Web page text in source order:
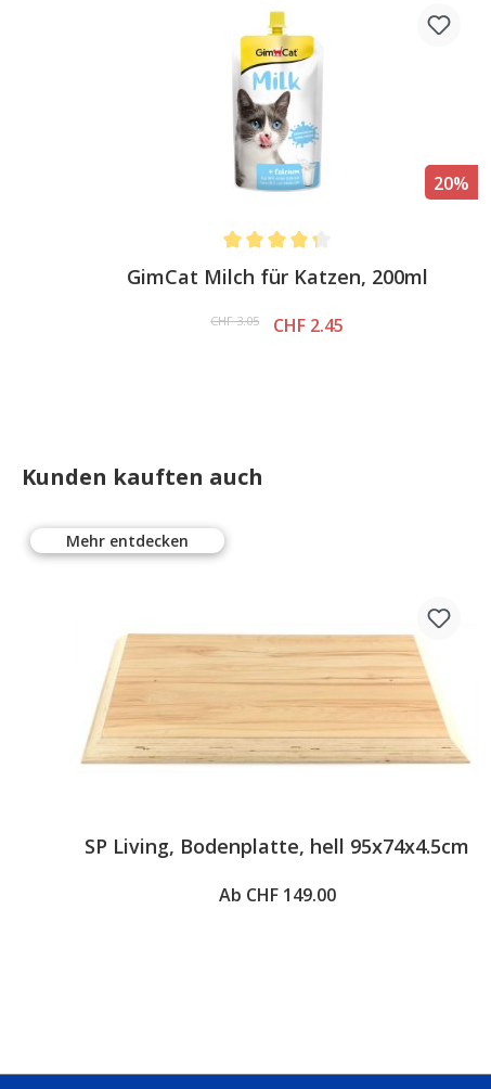
20%
Average rating of 4.3 out of 5 stars
GimCat Milch für Katzen, 200ml
CHF 3.05 CHF 2.45
Kunden kauften auch
Mehr entdecken
SP Living, Bodenplatte, hell 95x74x4.5cm
Ab CHF 149.00